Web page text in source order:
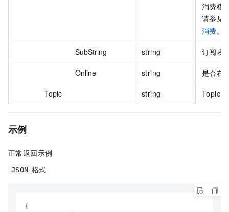
消费模
请参见
消费。
SubString string 订阅表
Online string 是否在
Topic string Topic
示例
正常返回示例
JSON 格式
{